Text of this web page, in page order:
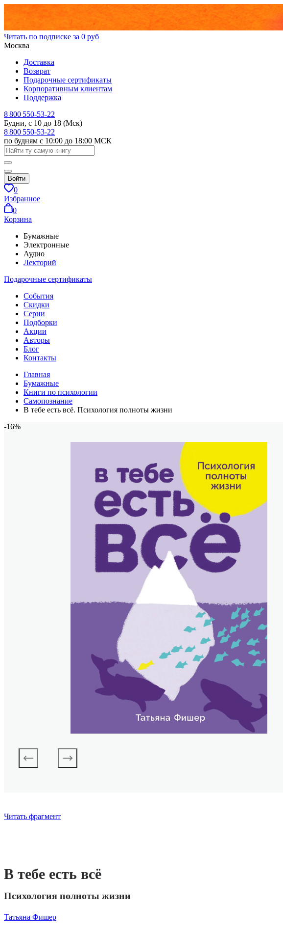
Читать по подписке за 0 руб
Москва
Доставка
Возврат
Подарочные сертификаты
Корпоративным клиентам
Поддержка
8 800 550-53-22
Будни, с 10 до 18 (Мск)
8 800 550-53-22
по будням с 10:00 до 18:00 МСК
Войти
0
Избранное
0
Корзина
Бумажные
Электронные
Аудио
Лекторий
Подарочные сертификаты
События
Скидки
Серии
Подборки
Акции
Авторы
Блог
Контакты
Главная
Бумажные
Книги по психологии
Самопознание
В тебе есть всё. Психология полноты жизни
-16%
Читать фрагмент
В тебе есть всё
Психология полноты жизни
Татьяна Фишер